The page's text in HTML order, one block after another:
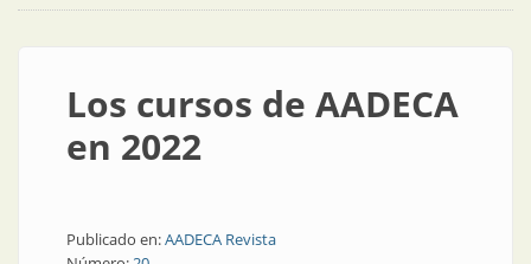
Los cursos de AADECA
en 2022
Publicado en:AADECA Revista